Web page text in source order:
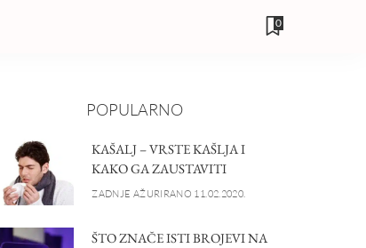
0
POPULARNO
KAŠALJ – VRSTE KAŠLJA I
KAKO GA ZAUSTAVITI
ZADNJE AŽURIRANO 11.02.2020.
ŠTO ZNAČE ISTI BROJEVI NA